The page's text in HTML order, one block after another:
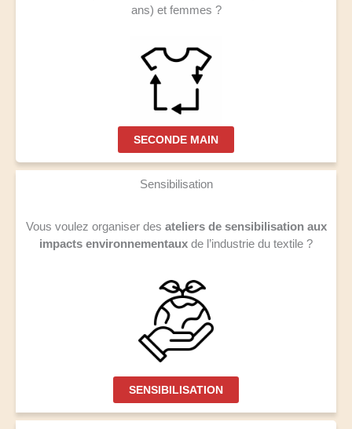
ans) et femmes ?
SECONDE MAIN
Sensibilisation
Vous voulez organiser des ateliers de sensibilisation aux
impacts environnementaux de l’industrie du textile ?
SENSIBILISATION